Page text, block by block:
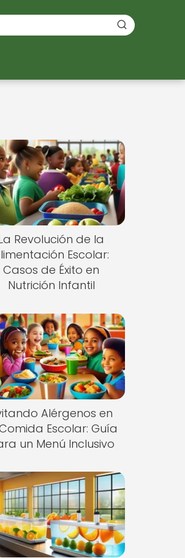
Revolución de la
Escolar:
Casos de Éxito en
Nutrición Infantil
Alérgenos en
Escolar: Guía
un Menú Inclusivo